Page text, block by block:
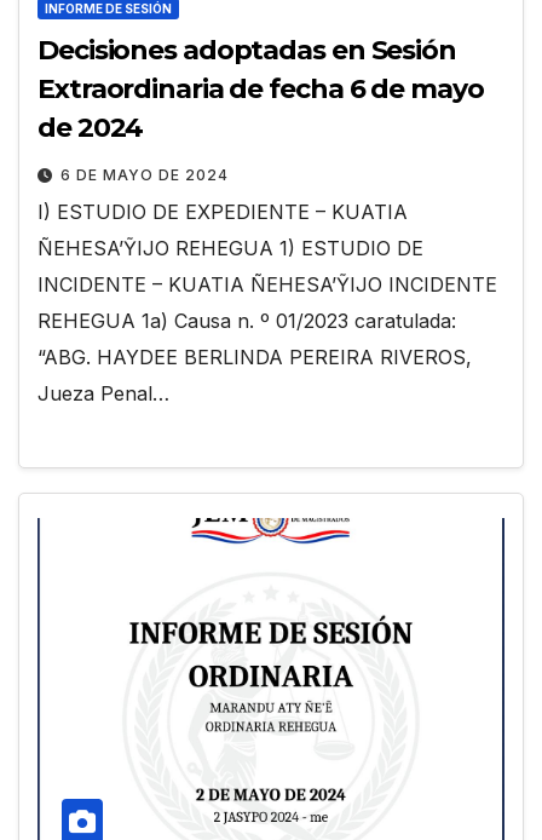
INFORME DE SESIÓN
Decisiones adoptadas en Sesión
Extraordinaria de fecha 6 de mayo
de 2024
6 DE MAYO DE 2024
I) ESTUDIO DE EXPEDIENTE – KUATIA
ÑEHESA’ỸIJO REHEGUA 1) ESTUDIO DE
INCIDENTE – KUATIA ÑEHESA’ỸIJO INCIDENTE
REHEGUA 1a) Causa n. º 01/2023 caratulada:
“ABG. HAYDEE BERLINDA PEREIRA RIVEROS,
Jueza Penal…